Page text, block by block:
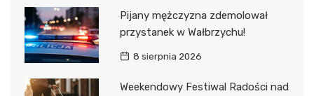
Pijany mężczyzna zdemolował
przystanek w Wałbrzychu!
8 sierpnia 2026
Weekendowy Festiwal Radości nad